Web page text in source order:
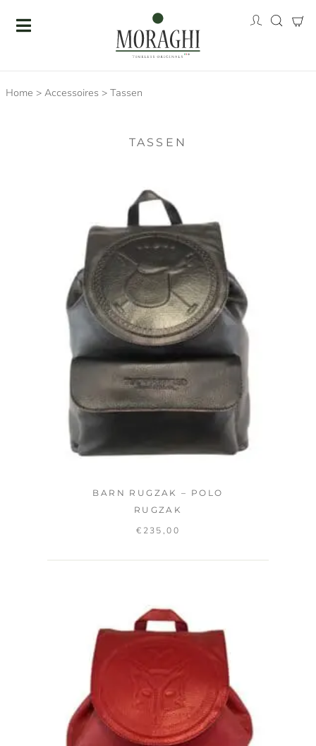
Home > Accessoires> Tassen
TASSEN
BARN RUGZAK – POLO
RUGZAK
€ 235,00